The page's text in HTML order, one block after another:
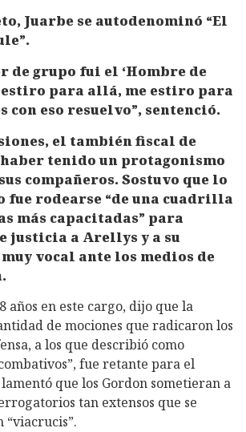
Juarbe se autodenominó “El
de grupo fui el ‘Hombre de
estiro para allá, me estiro para
con eso resuelvo”, sentenció.
el también fiscal de
tenido un protagonismo
compañeros. Sostuvo que lo
fue rodearse “de una cuadrilla
más capacitadas” para
justicia a Arellys y a su
vocal ante los medios de
años en este cargo, dijo que la
de mociones que radicaron los
a los que describió como
fue retante para el
que los Gordon sometieran a
tan extensos que se
“viacrucis”.